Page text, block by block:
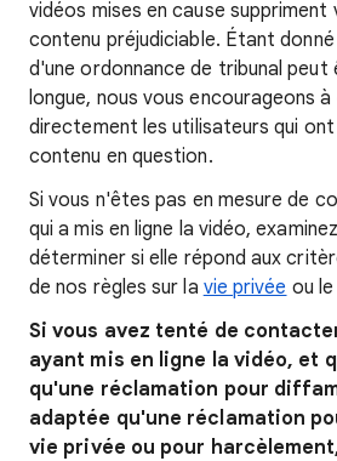
vidéos mises en cause
contenu préjudiciable. Étant
d'une ordonnance de tribunal
longue, nous vous encourageons
directement les utilisateurs qui ont
contenu en question.
Si vous n'êtes pas en mesure de
qui a mis en ligne la vidéo,
déterminer si elle répond aux
de nos règles sur la vie privée ou
Si vous avez tenté de
ayant mis en ligne la vidéo, et
qu'une réclamation pour
adaptée qu'une réclamation
vie privée ou pour